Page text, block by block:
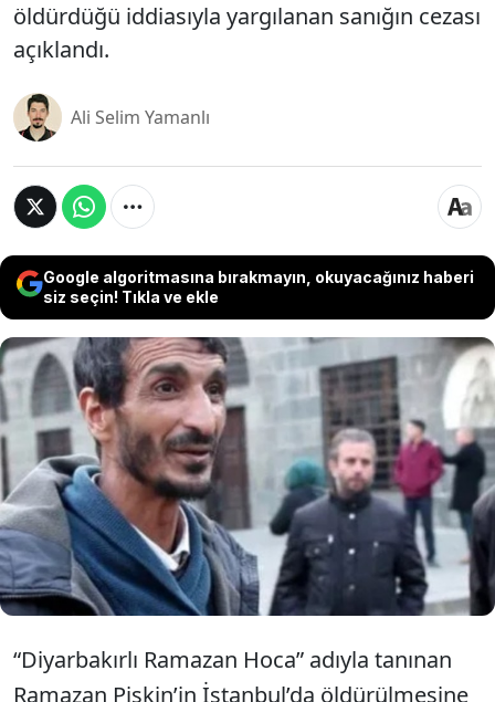
öldürdüğü iddiasıyla yargılanan sanığın cezası
açıklandı.
Ali Selim Yamanlı
Google algoritmasına bırakmayın, okuyacağınız haberi
siz seçin! Tıkla ve ekle
Fatih'te, sosyal medyada 'Diyarbakırlı
Ramazan Hoca' olarak tanınan Ramazan
Pişkin'i işlettiği çay ocağında bıçaklayarak
öldürdüğü iddiasıyla yargılanan sanığın
cezası açıklandı.
“Diyarbakırlı Ramazan Hoca” adıyla tanınan
Ramazan Pişkin’in İstanbul’da öldürülmesine